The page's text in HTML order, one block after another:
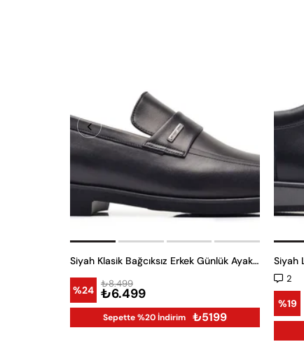
Siyah Klasik Bağcıksız Erkek Günlük Ayakkabı
%24 ₺6.499
₺8.499
Sepette %20 İndirim ₺5199
2
%19